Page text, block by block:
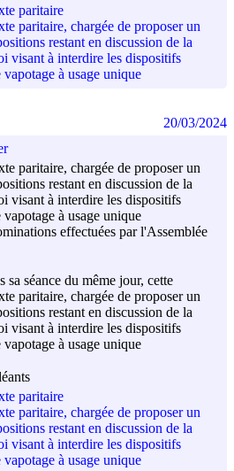
paritaire
paritaire, chargée de proposer un
restant en discussion de la
visant à interdire les dispositifs
à usage unique
paritaire, chargée de proposer un
restant en discussion de la
visant à interdire les dispositifs
à usage unique
effectuées par l'Assemblée
sa séance du même jour, cette
paritaire, chargée de proposer un
restant en discussion de la
visant à interdire les dispositifs
à usage unique
paritaire
paritaire, chargée de proposer un
restant en discussion de la
visant à interdire les dispositifs
à usage unique
20/03/2024